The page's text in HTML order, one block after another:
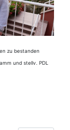
zu bestanden
und stellv. PDL